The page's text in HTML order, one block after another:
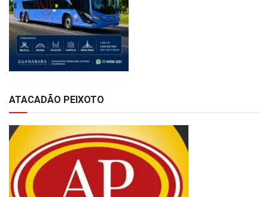
ATACADÃO PEIXOTO